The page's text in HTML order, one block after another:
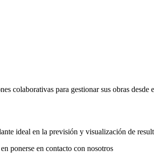
colaborativas para gestionar sus obras desde
ideal en la previsión y visualización de
ponerse en contacto con nosotros